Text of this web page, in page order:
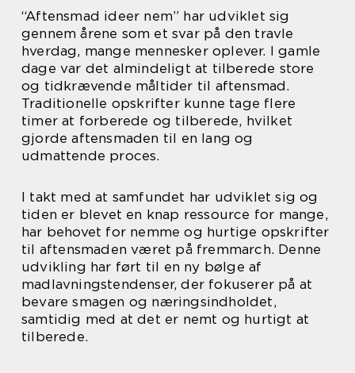
“Aftensmad ideer nem” har udviklet sig
gennem årene som et svar på den travle
hverdag, mange mennesker oplever. I gamle
dage var det almindeligt at tilberede store
og tidkrævende måltider til aftensmad.
Traditionelle opskrifter kunne tage flere
timer at forberede og tilberede, hvilket
gjorde aftensmaden til en lang og
udmattende proces.
I takt med at samfundet har udviklet sig og
tiden er blevet en knap ressource for mange,
har behovet for nemme og hurtige opskrifter
til aftensmaden været på fremmarch. Denne
udvikling har ført til en ny bølge af
madlavningstendenser, der fokuserer på at
bevare smagen og næringsindholdet,
samtidig med at det er nemt og hurtigt at
tilberede.